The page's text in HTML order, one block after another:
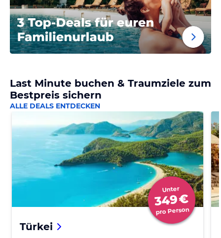
Last Minute buchen & Traumziele zum
Bestpreis sichern
ALLE DEALS ENTDECKEN
Türkei
Unter
349€
pro Person